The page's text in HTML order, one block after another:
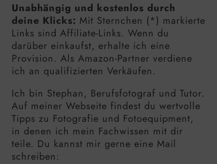
Unabhängig und kostenlos durch
deine Klicks: Mit Sternchen (*) markierte
Links sind Affiliate-Links. Wenn du
darüber einkaufst, erhalte ich eine
Provision. Als Amazon-Partner verdiene
ich an qualifizierten Verkäufen.
Ich bin Stephan, Berufsfotograf und Tutor.
Auf meiner Webseite findest du wertvolle
Tipps zu Fotografie und Fotoequipment,
in denen ich mein Fachwissen mit dir
teile. Du kannst mir gerne eine Mail
schreiben: